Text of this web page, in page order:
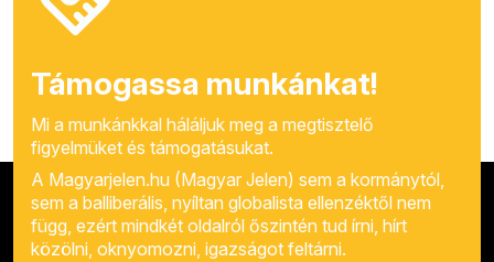
Támogassa munkánkat!
Mi a munkánkkal háláljuk meg a megtisztelő
figyelmüket és támogatásukat.
A Magyarjelen.hu (Magyar Jelen) sem a kormánytól,
sem a balliberális, nyíltan globalista ellenzéktől nem
függ, ezért mindkét oldalról őszintén tud írni, hírt
közölni, oknyomozni, igazságot feltárni.